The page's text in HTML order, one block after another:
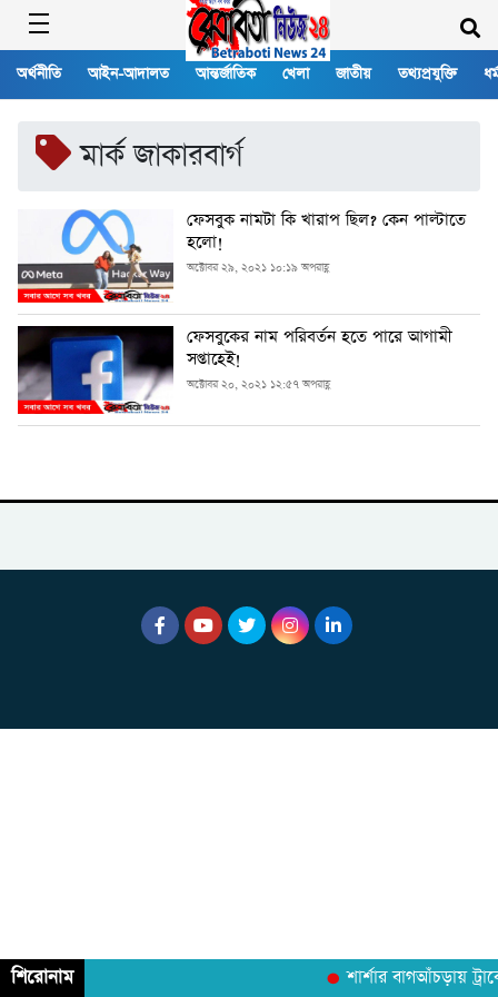
অর্থনীতি আইন-আদালত আন্তর্জাতিক খেলা জাতীয় তথ্যপ্রযুক্তি
মার্ক জাকারবার্গ
ফেসবুক নামটা কি খারাপ ছিল? কেন পাল্টাতে
হলো!
অক্টোবর ২৯, ২০২১ ১০:১৯ অপরাহ্ণ
ফেসবুকের নাম পরিবর্তন হতে পারে আগামী
সপ্তাহেই!
অক্টোবর ২০, ২০২১ ১২:৫৭ অপরাহ্ণ
শিরোনাম শার্শার বাগআঁচড়ায়